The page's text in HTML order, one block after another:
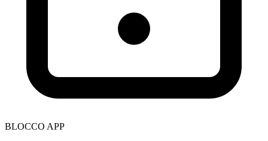
BLOCCO APP